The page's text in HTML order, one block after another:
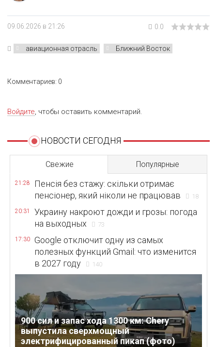
09.06.2026 в 21:26 0.0
авиационная отрасль Ближний Восток
Комментариев: 0
Войдите, чтобы оставить комментарий.
НОВОСТИ СЕГОДНЯ
Свежие Популярные
21:28
Пенсія без стажу: скільки отримає
пенсіонер, який ніколи не працював
18
20:31
Украину накроют дожди и грозы: погода
на выходных
73
17:30
Google отключит одну из самых
полезных функций Gmail: что изменится
в 2027 году
140
900 сил и запас хода 1300 км: Chery
выпустила сверхмощный
электрифицированный пикап (фото)